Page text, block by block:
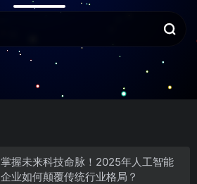
掌握未来科技命脉！2025年人工智能
企业如何颠覆传统行业格局？